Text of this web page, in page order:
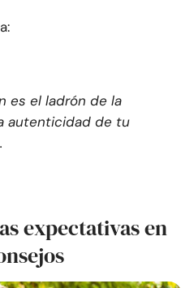
es el ladrón de la
autenticidad de tu
expectativas en